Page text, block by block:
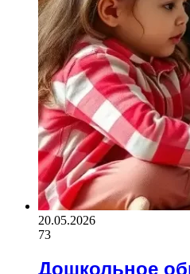
20.05.2026
73
Дошкольное